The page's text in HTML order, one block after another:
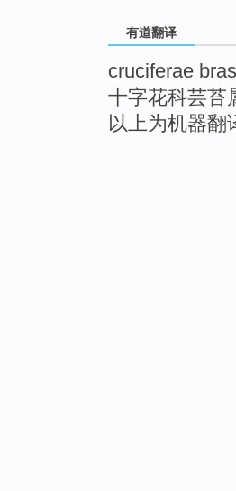
有道翻译
cruciferae
十字花科芸苔
以上为机器